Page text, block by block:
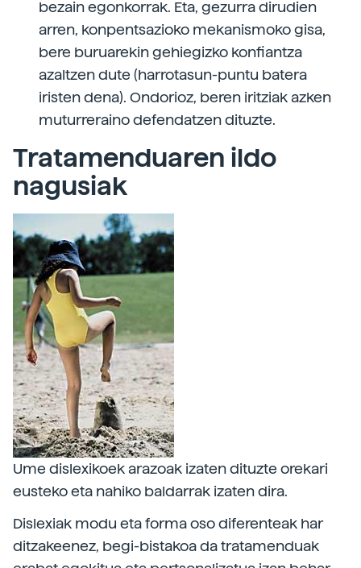
bezain egonkorrak. Eta, gezurra dirudien
arren, konpentsazioko mekanismoko gisa,
bere buruarekin gehiegizko konfiantza
azaltzen dute (harrotasun-puntu batera
iristen dena). Ondorioz, beren iritziak azken
muturreraino defendatzen dituzte.
Tratamenduaren ildo
nagusiak
Ume dislexikoek arazoak izaten dituzte orekari
eusteko eta nahiko baldarrak izaten dira.
Dislexiak modu eta forma oso diferenteak har
ditzakeenez, begi-bistakoa da tratamenduak